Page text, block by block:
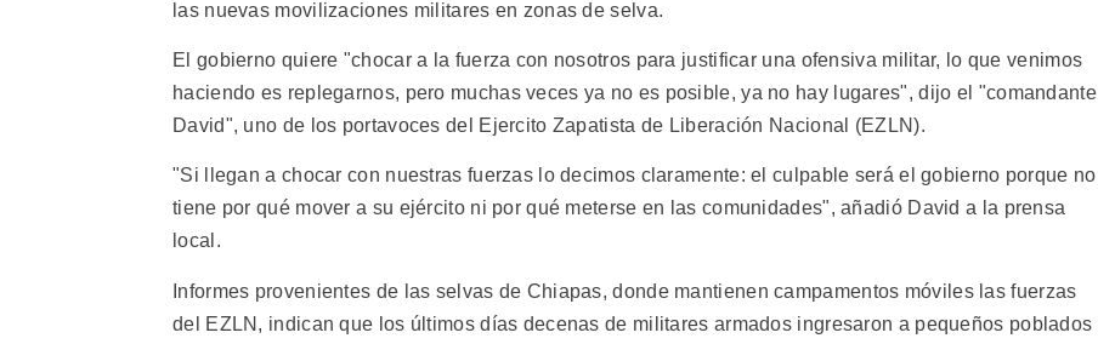
las nuevas movilizaciones militares en zonas de selva.
El gobierno quiere "chocar a la fuerza con nosotros para justificar una ofensiva militar, lo que venimos
haciendo es replegarnos, pero muchas veces ya no es posible, ya no hay lugares", dijo el "comandante
David", uno de los portavoces del Ejercito Zapatista de Liberación Nacional (EZLN).
"Si llegan a chocar con nuestras fuerzas lo decimos claramente: el culpable será el gobierno porque no
tiene por qué mover a su ejército ni por qué meterse en las comunidades", añadió David a la prensa
local.
Informes provenientes de las selvas de Chiapas, donde mantienen campamentos móviles las fuerzas
del EZLN, indican que los últimos días decenas de militares armados ingresaron a pequeños poblados